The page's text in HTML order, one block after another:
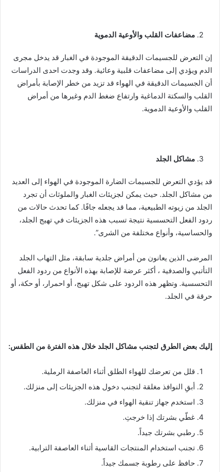
مضاعفات القلب والأوعية الدموية
إن التعرض للجسيمات الدقيقة الموجودة في الغبار قد يدخل مجرى
الدم ويؤدي إلى مضاعفات قلبية وعائية. وقد وجدت احدى الدراسات
أن الجسيمات الدقيقة في الهواء قد تزيد من خطر الإصابة بأمراض
القلب والسكتة الدماغية وارتفاع ضغط الدم وغيرها من أمراض
القلب والأوعية الدموية.
مشاكل الجلد
قد يؤدي التعرض للجسيمات الضارة الموجودة في الهواء إلى العديد
من مشاكل الجلد. حيث يمكن لجزيئات الغبار والملوثات أن تجرد
الجلد من زيوته الطبيعية، مما قد يجعله جافًا. كما تحدث حالات من
ردود الفعل التحسسية نتيجة تسبب هذه الجزيئات في تهيج الجلد،
والحساسية، وأنواع مختلفة من الشرى”.
المرضى الذين يعانون من أمراض جلدية سابقة، مثل التهاب الجلد
التأتبي والصدفية ، أكثر عرضة للإصابة بهذه الأنواع من ردود الفعل
التحسسية. وتظهر هذه الردود على شكل تهيج، أو احمرار، أو حكة، أو
حرقة في الجلد.
إليك بعض الطرق لتجنب مشاكل الجلد خلال هذه الفترة من الطقس:
قلل من تعرضك للهواء الطلق أثناء العاصفة الرملية.
أبقِ النوافذ مغلقة لتجنب دخول هذه الجزيئات إلى منزلك.
استخدم جهاز تنقية الهواء في منزلك.
غطّي بشرتك إذا خرجتِ.
رطبي بشرتك جيداً.
تجنب استخدام المنتجات القاسية أثناء العاصفة الترابية.
حافظ على رطوبة جسمك جيداً.